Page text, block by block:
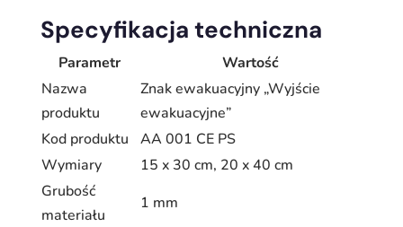
Specyfikacja techniczna
Parametr
Wartość
Nazwa
produktu
Znak ewakuacyjny „Wyjście
ewakuacyjne”
Kod produktu
AA 001 CE PS
Wymiary
15 x 30 cm, 20 x 40 cm
Grubość
materiału
1 mm